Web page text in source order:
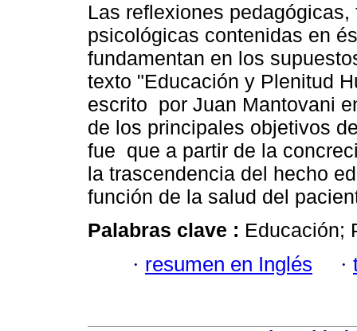
Las reflexiones
psicológicas contenidas en
fundamentan en los
texto "Educación y Plenitud
escrito por Juan Mantovani
de los principales objetivos
fue que a partir de la
la trascendencia del hecho
función de la salud del
Palabras clave : Educación;
· resumen en Inglés ·